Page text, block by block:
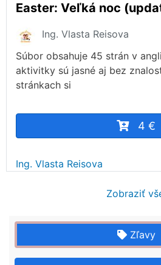
Easter: Veľká noc
Ing. Vlasta Reisova
Súbor obsahuje 45 strán v
aktivitky sú jasné aj bez
stránkach si
4 €
Ing. Vlasta Reisova
Zobraziť
Zľavy